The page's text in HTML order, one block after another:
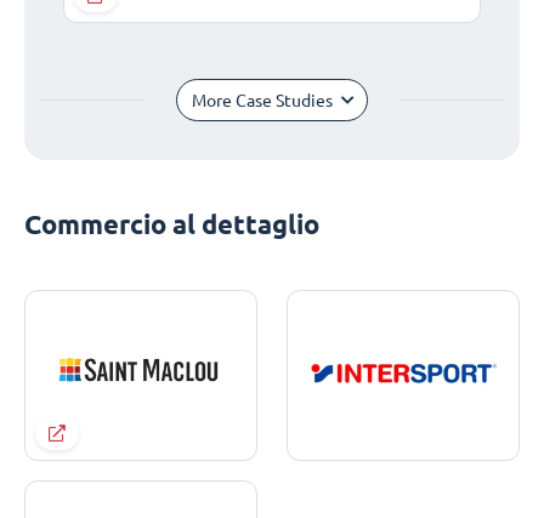
More Case Studies
Commercio al dettaglio